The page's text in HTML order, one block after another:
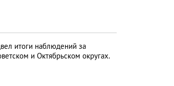
итоги наблюдений за
и Октябрьском округах.